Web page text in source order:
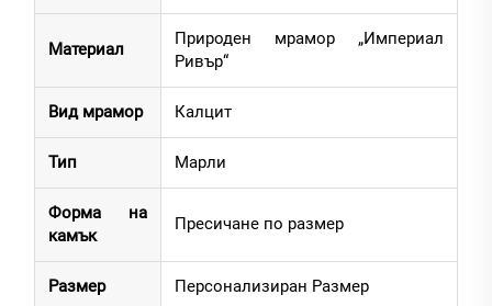
Материал
Природен мрамор „Империал
Ривър“
Вид мрамор Калцит
Тип Марли
Форма на
камък
Пресичане по размер
Размер Персонализиран Размер